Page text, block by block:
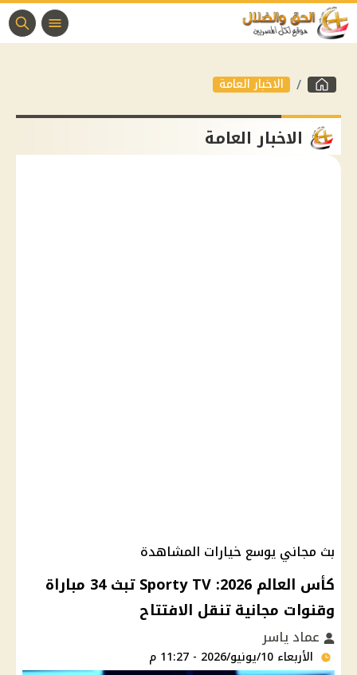
الاخبار العامة
الاخبار العامة
بث مجاني يوسع خيارات المشاهدة
كأس العالم 2026: Sporty TV تبث 34 مباراة
وقنوات مجانية تنقل الافتتاح
عماد ياسر
الأربعاء 10/يونيو/2026 - 11:27 م